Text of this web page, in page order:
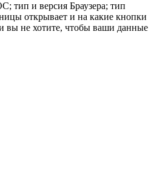
тип и версия Браузера; тип
открывает и на какие кнопки
вы не хотите, чтобы ваши данные